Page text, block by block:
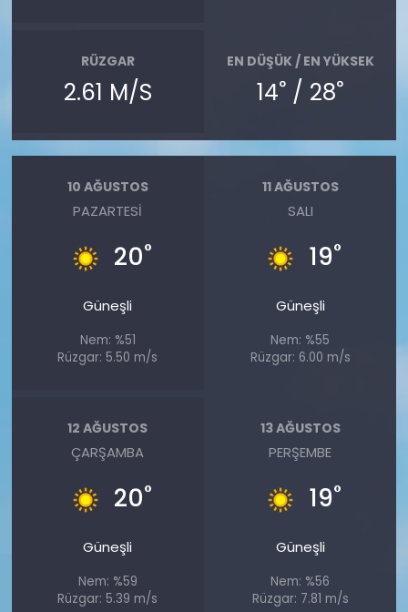
RÜZGAR
2.61 M/S
EN DÜŞÜK / EN YÜKSEK
14° / 28°
10 AĞUSTOS
PAZARTESI
20°
Güneşli
Nem: %51
Rüzgar: 5.50 m/s
11 AĞUSTOS
SALI
19°
Güneşli
Nem: %55
Rüzgar: 6.00 m/s
12 AĞUSTOS
ÇARŞAMBA
20°
Güneşli
Nem: %59
Rüzgar: 5.39 m/s
13 AĞUSTOS
PERŞEMBE
19°
Güneşli
Nem: %56
Rüzgar: 7.81 m/s